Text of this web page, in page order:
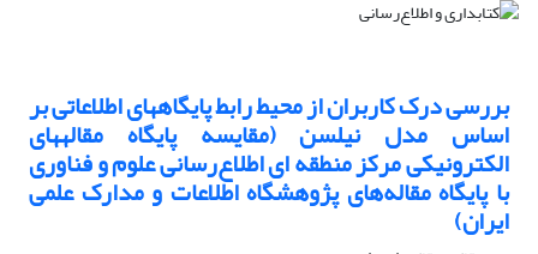
بررسی درک کاربران از محیط رابط پایگاه‎های اطلاعاتی بر
اساس مدل نیلسن (مقایسه پایگاه مقاله‎های
الکترونیکی مرکز منطقه ای اطلاع‌رسانی علوم و فناوری
با پایگاه مقاله‌های پژوهشگاه اطلاعات و مدارک علمی
ایران)